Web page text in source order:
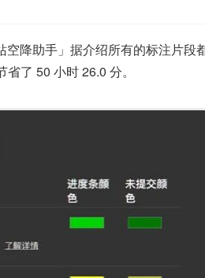
降助手」据介绍所有的标注片段
了 50 小时 26.0 分。